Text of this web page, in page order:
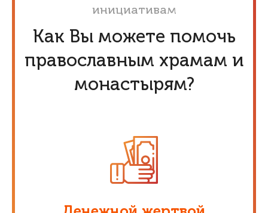
инициативам
Как Вы можете помочь
православным храмам и
монастырям?